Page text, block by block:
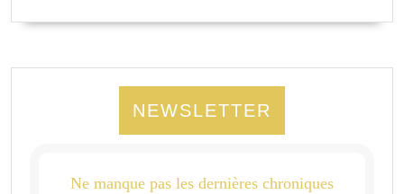
NEWSLETTER
Ne manque pas les dernières chroniques